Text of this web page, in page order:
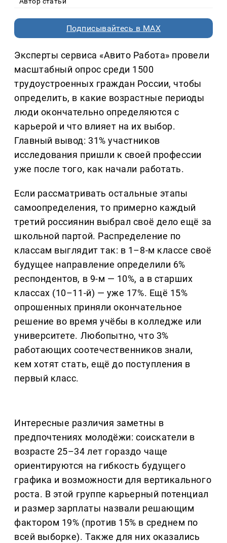
Подписывайтесь в MAX
Эксперты сервиса «Авито Работа» провели
масштабный опрос среди 1500
трудоустроенных граждан России, чтобы
определить, в какие возрастные периоды
люди окончательно определяются с
карьерой и что влияет на их выбор.
Главный вывод: 31% участников
исследования пришли к своей профессии
уже после того, как начали работать.
Если рассматривать остальные этапы
самоопределения, то примерно каждый
третий россиянин выбрал своё дело ещё за
школьной партой. Распределение по
классам выглядит так: в 1–8-м классе своё
будущее направление определили 6%
респондентов, в 9-м — 10%, а в старших
классах (10–11-й) — уже 17%. Ещё 15%
опрошенных приняли окончательное
решение во время учёбы в колледже или
университете. Любопытно, что 3%
работающих соотечественников знали,
кем хотят стать, ещё до поступления в
первый класс.
Интересные различия заметны в
предпочтениях молодёжи: соискатели в
возрасте 25–34 лет гораздо чаще
ориентируются на гибкость будущего
графика и возможности для вертикального
роста. В этой группе карьерный потенциал
и размер зарплаты назвали решающим
фактором 19% (против 15% в среднем по
всей выборке). Также для них оказались